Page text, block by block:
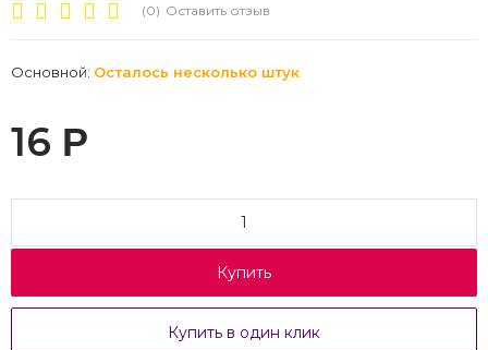
(0) Оставить отзыв
Основной: Осталось несколько штук
16 Р
Купить
Купить в один клик